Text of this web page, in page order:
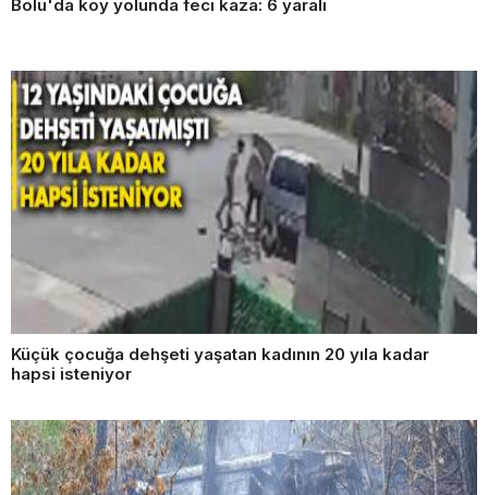
Bolu'da köy yolunda feci kaza: 6 yaralı
Küçük çocuğa dehşeti yaşatan kadının 20 yıla kadar
hapsi isteniyor